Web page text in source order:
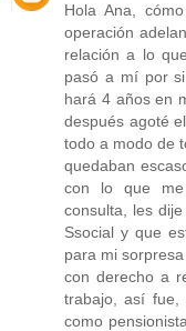
Hola Ana,
operación
relación a lo
pasó a mí por
hará 4 años en
después agoté
todo a modo de
quedaban
con lo que me
consulta, les
Ssocial y que
para mi
con derecho a
trabajo, así fue,
como